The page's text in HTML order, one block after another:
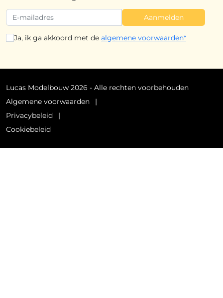
Aanmelden
Ja, ik ga akkoord met de algemene voorwaarden*
Lucas Modelbouw 2026 - Alle rechten voorbehouden
Algemene voorwaarden
Privacybeleid
Cookiebeleid